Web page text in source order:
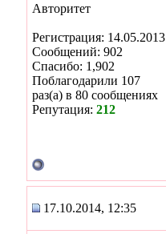
Авторитет
Регистрация: 14.05.2013
Сообщений: 902
Спасибо: 1,902
Поблагодарили 107
раз(а) в 80 сообщениях
Репутация: 212
17.10.2014, 12:35